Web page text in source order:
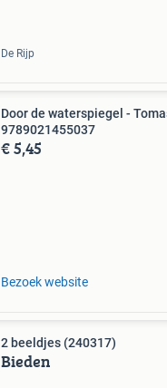
De Rijp
Door de waterspiegel -
9789021455037
€ 5,45
Bezoek website
2 beeldjes (240317)
Bieden